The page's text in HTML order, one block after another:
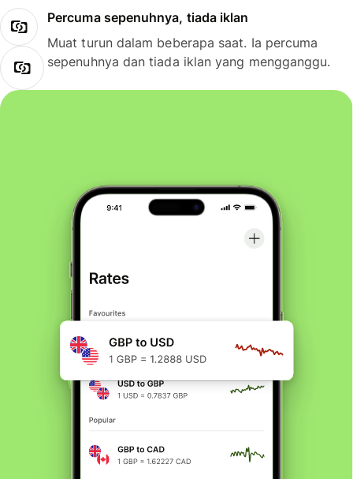
Percuma sepenuhnya, tiada iklan
Muat turun dalam beberapa saat. Ia percuma
sepenuhnya dan tiada iklan yang mengganggu.